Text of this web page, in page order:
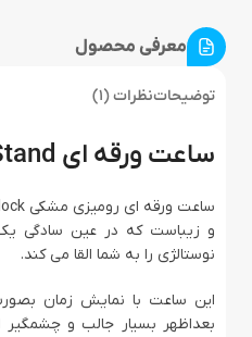
معرفی محصول
توضیحاتنظرات (1)
ساعت ورقه ای Flip Clock Long Stand
و زیباست که در عین
نوستالژی را به شما القا می کند.
بعداظهر بسیار جالب و چشمگیر